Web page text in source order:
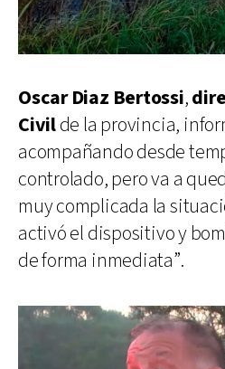
Oscar Diaz Bertossi,
Civilde la provincia,
acompañando desde
controlado, pero va a
muy complicada la
activó el dispositivo y
de forma inmediata”.